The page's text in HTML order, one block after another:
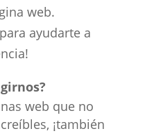
web.
ayudarte a
web que no
¡también